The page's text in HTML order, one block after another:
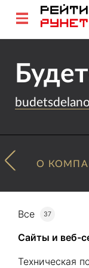
О
Все 37
Сайты и веб-
Техническая